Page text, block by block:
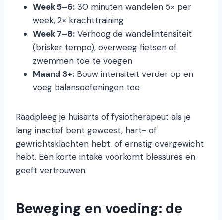
Week 5–6: 30 minuten wandelen 5× per
week, 2× krachttraining
Week 7–8: Verhoog de wandelintensiteit
(brisker tempo), overweeg fietsen of
zwemmen toe te voegen
Maand 3+: Bouw intensiteit verder op en
voeg balansoefeningen toe
Raadpleeg je huisarts of fysiotherapeut als je
lang inactief bent geweest, hart- of
gewrichtsklachten hebt, of ernstig overgewicht
hebt. Een korte intake voorkomt blessures en
geeft vertrouwen.
Beweging en voeding: de